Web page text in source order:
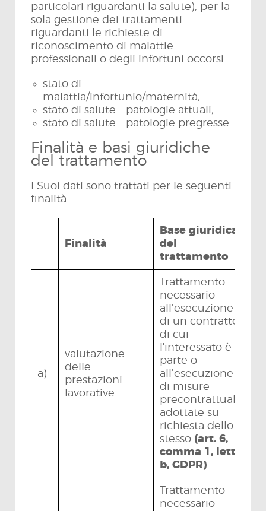
particolari riguardanti la salute), per la
sola gestione dei trattamenti
riguardanti le richieste di
riconoscimento di malattie
professionali o degli infortuni occorsi:
stato di
malattia/infortunio/maternità;
stato di salute - patologie attuali;
stato di salute - patologie pregresse.
Finalità e basi giuridiche
del trattamento
I Suoi dati sono trattati per le seguenti
finalità:
Finalità
Base giuridica
del
trattamento
a)
valutazione
delle
prestazioni
lavorative
Trattamento
necessario
all’esecuzione
di un contratto
di cui
l'interessato è
parte o
all’esecuzione
di misure
precontrattuali
adottate su
richiesta dello
stesso (art. 6,
comma 1, lett.
b, GDPR)
Trattamento
necessario